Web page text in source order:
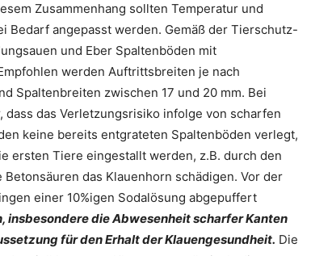
Zusammenhang sollten Temperatur und
Bedarf angepasst werden. Gemäß der Tierschutz-
und Eber Spaltenböden mit
werden Auftrittsbreiten je nach
Spaltenbreiten zwischen 17 und 20 mm. Bei
das Verletzungsrisiko infolge von scharfen
keine bereits entgrateten Spaltenböden verlegt,
ersten Tiere eingestallt werden, z.B. durch den
das Klauenhorn schädigen. Vor der
einer 10%igen Sodalösung abgepuffert
insbesondere die Abwesenheit scharfer Kanten
für den Erhalt der Klauengesundheit. Die